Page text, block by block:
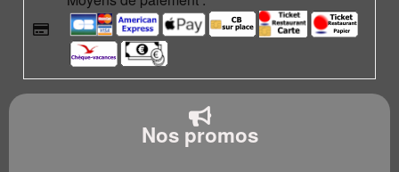
Nos promos